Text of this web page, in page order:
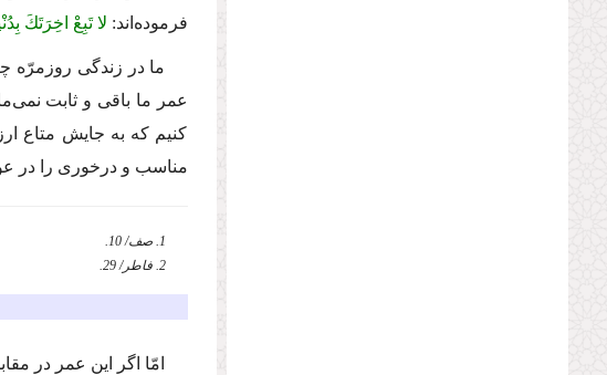
فرموده‌اند: لا تَبِعْ اخِرَتَكَ
ما در زندگى روزمرّه
عمر ما باقى و ثابت
كنیم كه به جایش متاع
مناسب و درخورى را در
1. صف/ 10.
2. فاطر/ 29.
امّا اگر این عمر در